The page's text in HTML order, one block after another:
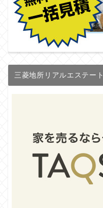
三菱地所リアルエステート